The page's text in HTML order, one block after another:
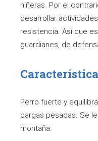
niñeras. Por el
desarrollar
resistencia. Así que
guardianes, de
Perro fuerte y
cargas pesadas. Se
montaña.